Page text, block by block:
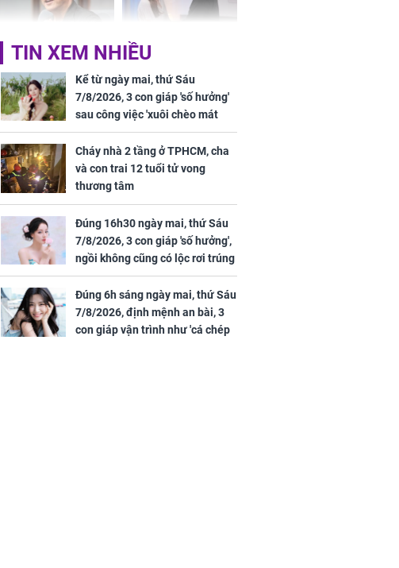
Lý Liên Kiệt lên tiếng
sau tin đồn thay tim,
cởi áo chứng minh sức
khỏe
Cô gái bị ép đi xem
mắt, nhưng vừa thấy
đối tượng mai mối thì
đỏ mặt ‘đứng hình’
không đồng hành cùng
Châu Tinh Trì, Địch Lệ
Nhiệt Ba quảng bá
TIN XEM NHIỀU
Kể từ ngày mai, thứ Sáu
7/8/2026, 3 con giáp 'số hưởng'
sau công việc 'xuôi chèo mát
mái', tiền tài 'thu về như nước',
tình duyên viên mãn
Cháy nhà 2 tầng ở TPHCM, cha
và con trai 12 tuổi tử vong
thương tâm
Đúng 16h30 ngày mai, thứ Sáu
7/8/2026, 3 con giáp 'số hưởng',
ngồi không cũng có lộc rơi trúng
đầu, vừa tránh được họa vừa có
tiền vàng
Đúng 6h sáng ngày mai, thứ Sáu
7/8/2026, định mệnh an bài, 3
con giáp vận trình như 'cá chép